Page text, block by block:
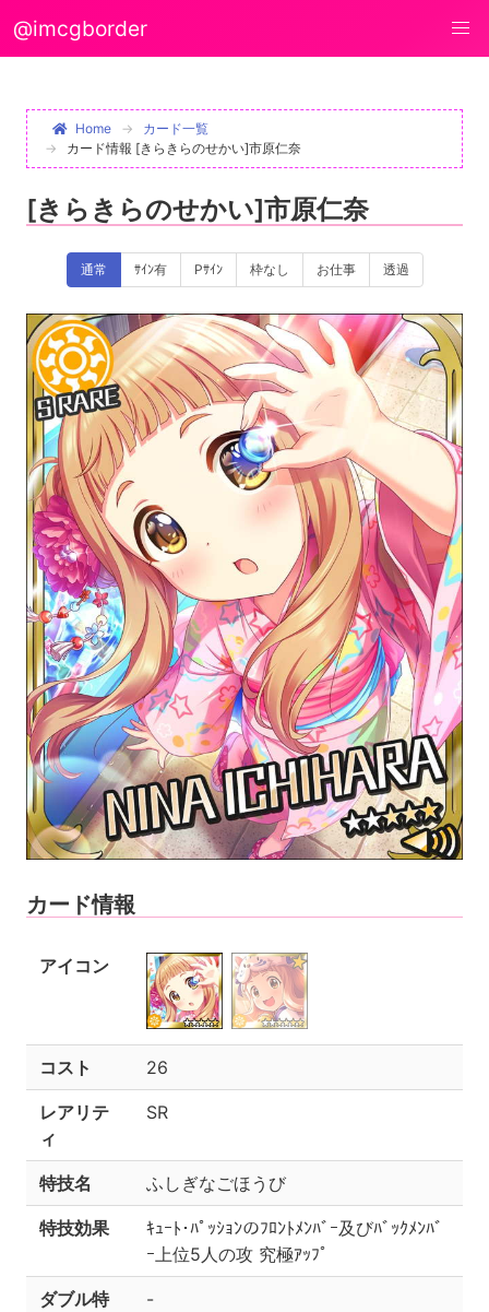
@imcgborder
Home
カード一覧
カード情報 [きらきらのせかい]市原仁奈
[きらきらのせかい]市原仁奈
通常 ｻｲﾝ有 Pｻｲﾝ 枠なし お仕事 透過
カード情報
アイコン
コスト 26
レアリテ
ィ
SR
特技名 ふしぎなごほうび
特技効果
ｷｭｰﾄ･ﾊﾟｯｼｮﾝのﾌﾛﾝﾄﾒﾝﾊﾞｰ及びﾊﾞｯｸﾒﾝﾊﾞ
ｰ上位5人の攻 究極ｱｯﾌﾟ
ダブル特
-